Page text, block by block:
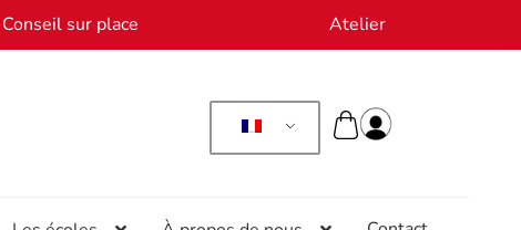
Conseil sur place Atelier